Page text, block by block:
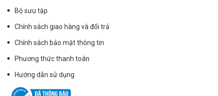
Bộ sưu tập
Chính sách giao hàng và đổi trả
Chính sách bảo mật thông tin
Phương thức thanh toán
Hướng dẫn sử dụng